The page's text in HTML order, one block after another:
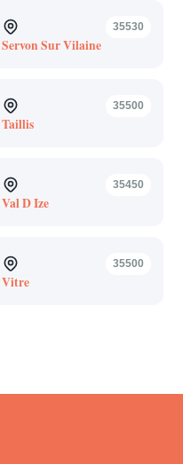
35530
Servon Sur Vilaine
35500
Taillis
35450
Val D Ize
35500
Vitre